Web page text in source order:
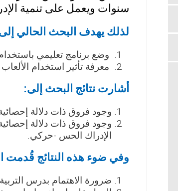
سنوات ويعمل على تنمية
لذلك يهدف البحث الحالي
وضع برنامج تعليمي
معرفة تأثير استخدام
أشارت نتائج البحث إلى:
وجود فروق ذات دلالة
وجود فروق ذات دلالة
الإدراك الحس -حركي.
وفي ضوء هذه النتائج قُدمت
ضرورة الاهتمام بدرس